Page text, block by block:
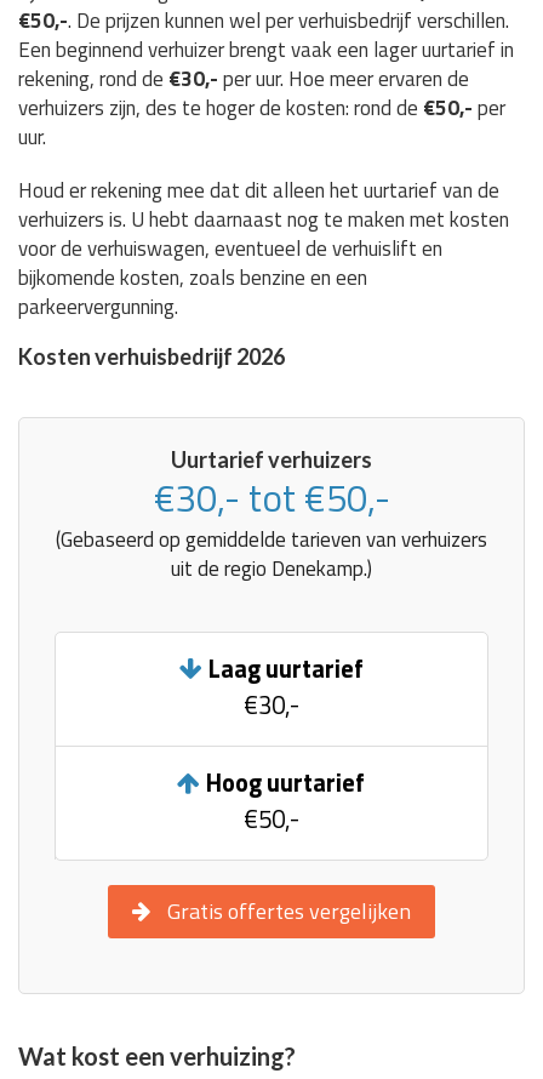
€50,-. De prijzen kunnen wel per verhuisbedrijf verschillen.
Een beginnend verhuizer brengt vaak een lager uurtarief in
rekening, rond de €30,-per uur. Hoe meer ervaren de
verhuizers zijn, des te hoger de kosten: rond de €50,-per
uur.
Houd er rekening mee dat dit alleen het uurtarief van de
verhuizers is. U hebt daarnaast nog te maken met kosten
voor de verhuiswagen, eventueel de verhuislift en
bijkomende kosten, zoals benzine en een
parkeervergunning.
Kosten verhuisbedrijf 2026
Uurtarief verhuizers
€30,- tot €50,-
(Gebaseerd op gemiddelde tarieven van verhuizers
uit de regio Denekamp.)
Laag uurtarief
€30,-
Hoog uurtarief
€50,-
Gratis offertes vergelijken
Wat kost een verhuizing?